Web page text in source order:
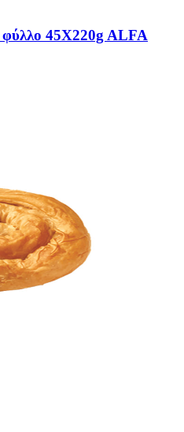
φύλλο 45X220g ALFA